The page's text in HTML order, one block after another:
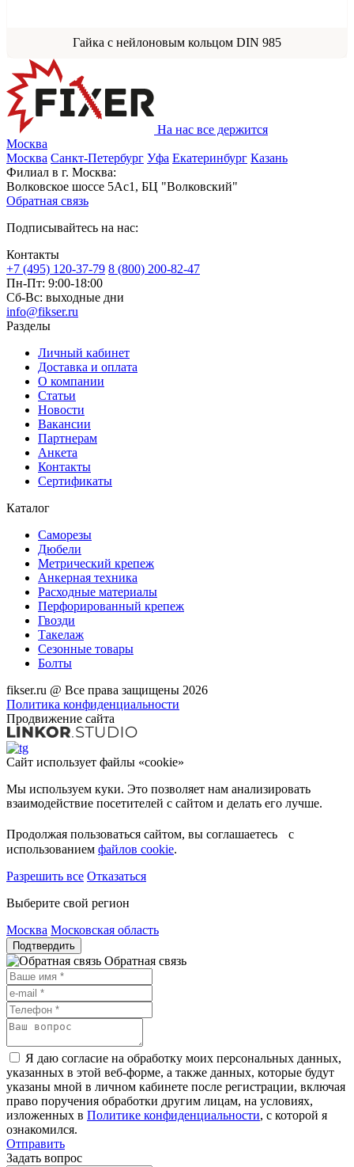
Гайка с нейлоновым кольцом DIN 985
На нас все держится
Москва
Москва Санкт-Петербург Уфа Екатеринбург Казань
Филиал в г. Москва:
Волковское шоссе 5Ас1, БЦ "Волковский"
Обратная связь
Подписывайтесь на нас:
Контакты
+7 (495) 120-37-79 8 (800) 200-82-47
Пн-Пт: 9:00-18:00
Сб-Вс: выходные дни
info@fikser.ru
Разделы
Личный кабинет
Доставка и оплата
О компании
Статьи
Новости
Вакансии
Партнерам
Анкета
Контакты
Сертификаты
Каталог
Саморезы
Дюбели
Метрический крепеж
Анкерная техника
Расходные материалы
Перфорированный крепеж
Гвозди
Такелаж
Сезонные товары
Болты
fikser.ru @ Все права защищены 2026
Политика конфиденциальности
Продвижение сайта
Сайт использует файлы «cookie»
Мы используем куки. Это позволяет нам анализировать
взаимодействие посетителей с сайтом и делать его лучше.
Продолжая пользоваться сайтом, вы соглашаетесь с
использованием файлов cookie.
Разрешить все Отказаться
Выберите свой регион
Москва Московская область
Подтвердить
Обратная связь
Я даю согласие на обработку моих персональных данных,
указанных в этой веб-форме, а также данных, которые будут
указаны мной в личном кабинете после регистрации, включая
право поручения обработки другим лицам, на условиях,
изложенных в Политике конфиденциальности, с которой я
ознакомился.
Отправить
Задать вопрос